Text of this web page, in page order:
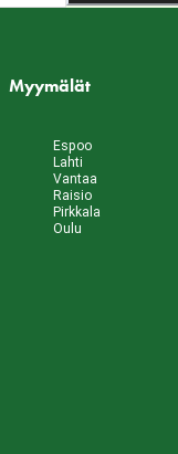
Myymälät
Espoo
Lahti
Vantaa
Raisio
Pirkkala
Oulu